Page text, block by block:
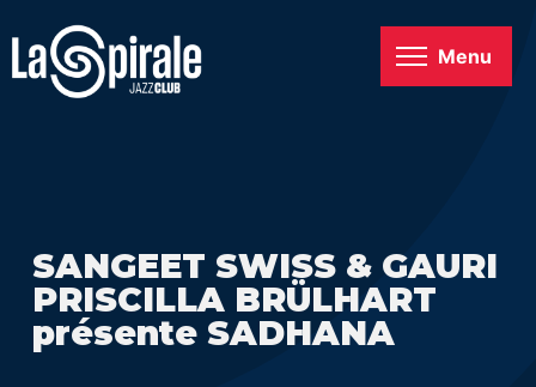
Menu
SANGEET SWISS & GAURI
PRISCILLA BRÜLHART
présente SADHANA